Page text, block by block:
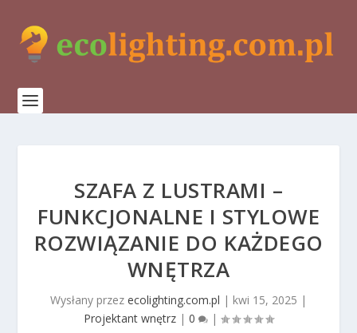
SZAFA Z LUSTRAMI –
FUNKCJONALNE I STYLOWE
ROZWIĄZANIE DO KAŻDEGO
WNĘTRZA
Wysłany przez ecolighting.com.pl | kwi 15, 2025 |
Projektant wnętrz | 0 |